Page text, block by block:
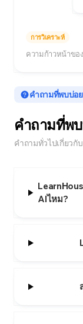
การวิเคราะห์
ความก้าวหน้าขอ
คำถามที่พบบ่อย
คำถามที่พ
คำถามทั่วไปเกี่ยวกั
AIไหม?